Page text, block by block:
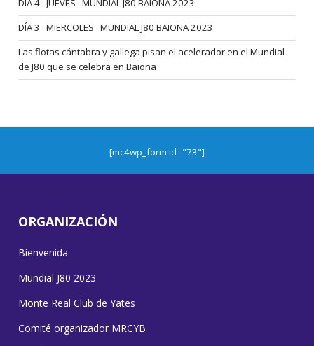
DÍA 4 · JUEVES · MUNDIAL J80 BAIONA 2023
DÍA 3 · MIERCOLES · MUNDIAL J80 BAIONA 2023
Las flotas cántabra y gallega pisan el acelerador en el Mundial
de J80 que se celebra en Baiona
[mc4wp_form id="73"]
ORGANIZACIÓN
Bienvenida
Mundial J80 2023
Monte Real Club de Yates
Comité organizador MRCYB